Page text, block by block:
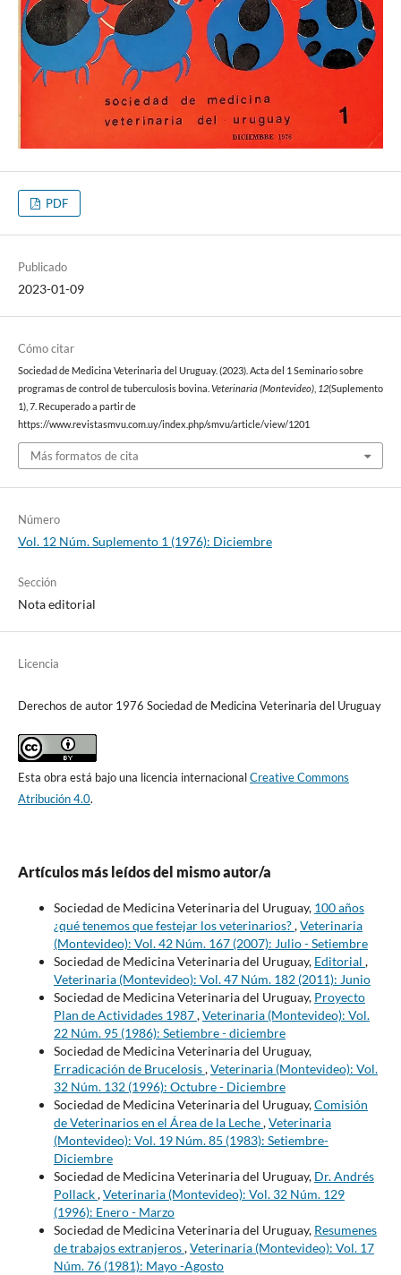
PDF
Publicado
2023-01-09
Cómo citar
Sociedad de Medicina Veterinaria del Uruguay. (2023). Acta del 1 Seminario sobre
programas de control de tuberculosis bovina. Veterinaria (Montevideo), 12(Suplemento
1), 7. Recuperado a partir de
https://www.revistasmvu.com.uy/index.php/smvu/article/view/1201
Más formatos de cita
Número
Vol. 12 Núm. Suplemento 1 (1976): Diciembre
Sección
Nota editorial
Licencia
Derechos de autor 1976 Sociedad de Medicina Veterinaria del Uruguay
Esta obra está bajo una licencia internacionalCreative Commons
Atribución 4.0.
Artículos más leídos del mismo autor/a
Sociedad de Medicina Veterinaria del Uruguay, 100 años
¿qué tenemos que festejar los veterinarios?,Veterinaria
(Montevideo): Vol. 42 Núm. 167 (2007): Julio - Setiembre
Sociedad de Medicina Veterinaria del Uruguay, Editorial ,
Veterinaria (Montevideo): Vol. 47 Núm. 182 (2011): Junio
Sociedad de Medicina Veterinaria del Uruguay, Proyecto
Plan de Actividades 1987,Veterinaria (Montevideo): Vol.
22 Núm. 95 (1986): Setiembre - diciembre
Sociedad de Medicina Veterinaria del Uruguay,
Erradicación de Brucelosis,Veterinaria (Montevideo): Vol.
32 Núm. 132 (1996): Octubre - Diciembre
Sociedad de Medicina Veterinaria del Uruguay,Comisión
de Veterinarios en el Área de la Leche,Veterinaria
(Montevideo): Vol. 19 Núm. 85 (1983): Setiembre-
Diciembre
Sociedad de Medicina Veterinaria del Uruguay, Dr. Andrés
Pollack,Veterinaria (Montevideo): Vol. 32 Núm. 129
(1996): Enero - Marzo
Sociedad de Medicina Veterinaria del Uruguay, Resumenes
de trabajos extranjeros,Veterinaria (Montevideo): Vol. 17
Núm. 76 (1981): Mayo -Agosto